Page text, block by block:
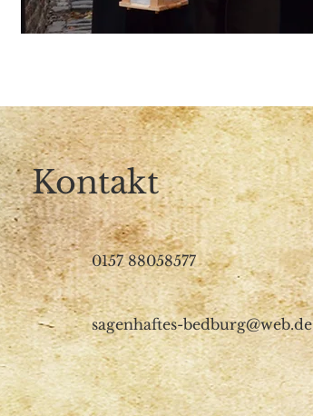
Kontakt
0157 88058577
sagenhaftes-bedburg@web.de